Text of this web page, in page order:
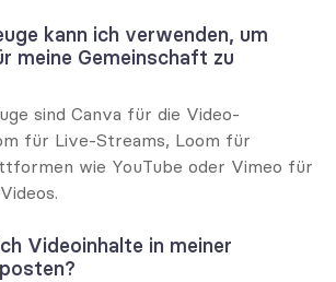
kann ich verwenden, um
meine Gemeinschaft zu
sind Canva für die Video-
für Live-Streams, Loom für
wie YouTube oder Vimeo für
Videoinhalte in meiner